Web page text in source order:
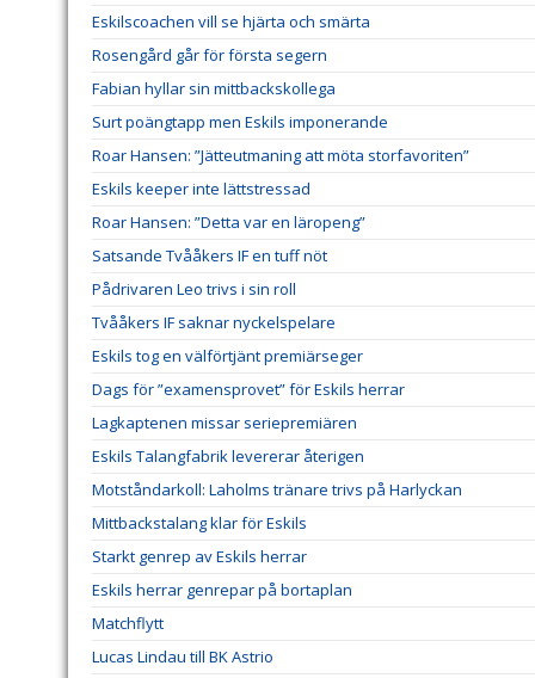
Eskilscoachen vill se hjärta och smärta
Rosengård går för första segern
Fabian hyllar sin mittbackskollega
Surt poängtapp men Eskils imponerande
Roar Hansen: ”Jätteutmaning att möta storfavoriten”
Eskils keeper inte lättstressad
Roar Hansen: ”Detta var en läropeng”
Satsande Tvååkers IF en tuff nöt
Pådrivaren Leo trivs i sin roll
Tvååkers IF saknar nyckelspelare
Eskils tog en välförtjänt premiärseger
Dags för ”examensprovet” för Eskils herrar
Lagkaptenen missar seriepremiären
Eskils Talangfabrik levererar återigen
Motståndarkoll: Laholms tränare trivs på Harlyckan
Mittbackstalang klar för Eskils
Starkt genrep av Eskils herrar
Eskils herrar genrepar på bortaplan
Matchflytt
Lucas Lindau till BK Astrio